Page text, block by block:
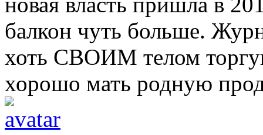
балкон чуть больше.
хоть СВОИМ телом
хорошо мать родную